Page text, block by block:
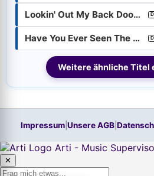
Lookin' Out My Back Door
Have You Ever Seen The Rain
Weitere ähnliche Titel
Impressum| Unsere AGB|
Arti - Music
✕
Trage bitte vorher Deine E-Mail-
Hilfe, ich habe mein
Neu hier? Jetzt